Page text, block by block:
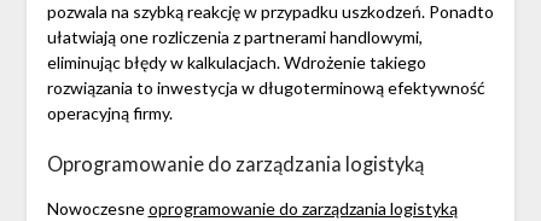
pozwala na szybką reakcję w przypadku uszkodzeń. Ponadto
ułatwiają one rozliczenia z partnerami handlowymi,
eliminując błędy w kalkulacjach. Wdrożenie takiego
rozwiązania to inwestycja w długoterminową efektywność
operacyjną firmy.
Oprogramowanie do zarządzania logistyką
Nowoczesneoprogramowanie do zarządzania logistyką